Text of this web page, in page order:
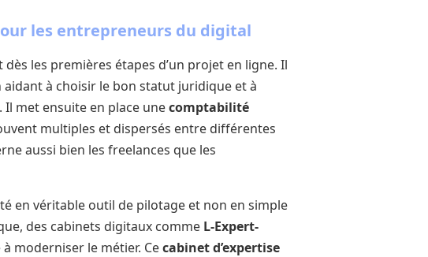
les entrepreneurs du digital
les premières étapes d’un projet en ligne. Il
aidant à choisir le bon statut juridique et à
met ensuite en place unecomptabilité
multiples et dispersés entre différentes
aussi bien les freelances que les
en véritable outil de pilotage et non en simple
des cabinets digitaux comme L-Expert-
moderniser le métier. Cecabinet d’expertise